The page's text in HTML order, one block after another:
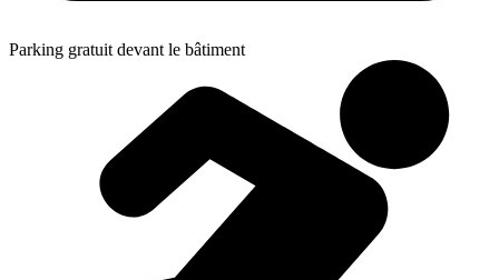
Parking gratuit devant le bâtiment